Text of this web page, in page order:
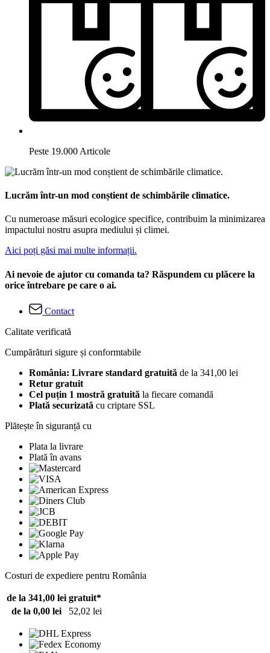
Peste 19.000 Articole
Lucrăm într-un mod conștient de schimbările climatice.
Cu numeroase măsuri ecologice specifice, contribuim la minimizarea
impactului nostru asupra mediului și climei.
Aici poți găsi mai multe informații.
Ai nevoie de ajutor cu comanda ta? Răspundem cu plăcere la
orice întrebare pe care o ai.
Contact
Calitate verificată
Cumpărături sigure și conformtabile
România: Livrare standard gratuită de la 341,00 lei
Retur gratuit
Cel puțin 1 mostră gratuită la fiecare comandă
Plată securizată cu criptare SSL
Plătește în siguranță cu
Plata la livrare
Plată în avans
Costuri de expediere pentru România
de la 341,00 lei gratuit*
de la 0,00 lei
52,02 lei